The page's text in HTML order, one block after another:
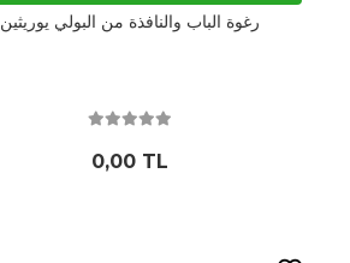
رغوة الباب والنافذة من البولي يوريثين
0,00 TL